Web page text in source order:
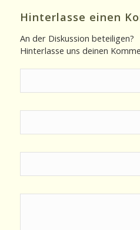
Hinterlasse einen
An der Diskussion beteiligen?
Hinterlasse uns deinen